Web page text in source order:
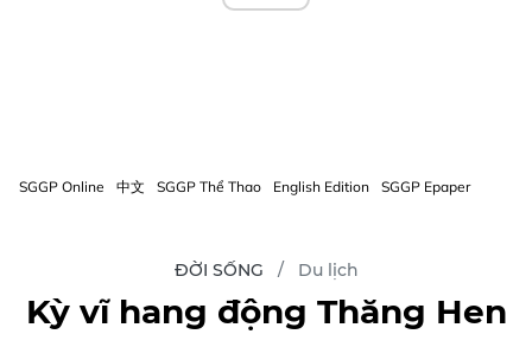
SGGP Online 中文 SGGP Thể Thao English Edition SGGP Epaper
ĐỜI SỐNG Du lịch
Kỳ vĩ hang động Thăng Hen